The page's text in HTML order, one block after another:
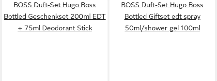
BOSS Duft-Set Hugo Boss
Bottled Geschenkset 200ml EDT
+ 75ml Deodorant Stick
BOSS Duft-Set Hugo Boss
Bottled Giftset edt spray
50ml/shower gel 100ml